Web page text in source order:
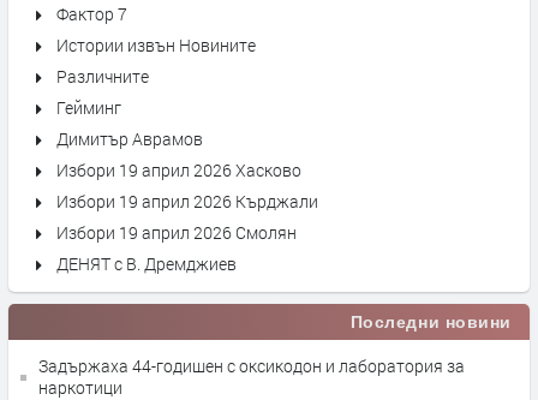
Фактор 7
Истории извън Новините
Различните
Гейминг
Димитър Аврамов
Избори 19 април 2026 Хасково
Избори 19 април 2026 Кърджали
Избори 19 април 2026 Смолян
ДЕНЯТ с В. Дремджиев
Последни новини
Задържаха 44-годишен с оксикодон и лаборатория за
наркотици